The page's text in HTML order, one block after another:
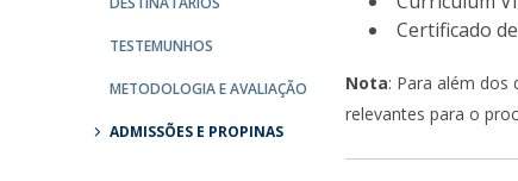
Católica Research Centre for Psychological, Family
Social Wellbeing
TESTEMUNHOS
METODOLOGIA E AVALIAÇÃO
ADMISSÕES E PROPINAS
Certificado
Nota: Para além
relevantes para o